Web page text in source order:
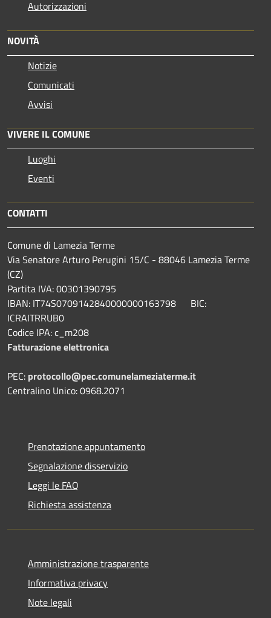
Autorizzazioni
NOVITÀ
Notizie
Comunicati
Avvisi
VIVERE IL COMUNE
Luoghi
Eventi
CONTATTI
Comune di Lamezia Terme
Via Senatore Arturo Perugini 15/C - 88046 Lamezia Terme
(CZ)
Partita IVA: 00301390795
IBAN: IT74S0709142840000000163798 BIC:
ICRAITRRUB0
Codice IPA: c_m208
Fatturazione elettronica
PEC: protocollo@pec.comunelameziaterme.it
Centralino Unico: 0968.2071
Prenotazione appuntamento
Segnalazione disservizio
Leggi le FAQ
Richiesta assistenza
Amministrazione trasparente
Informativa privacy
Note legali